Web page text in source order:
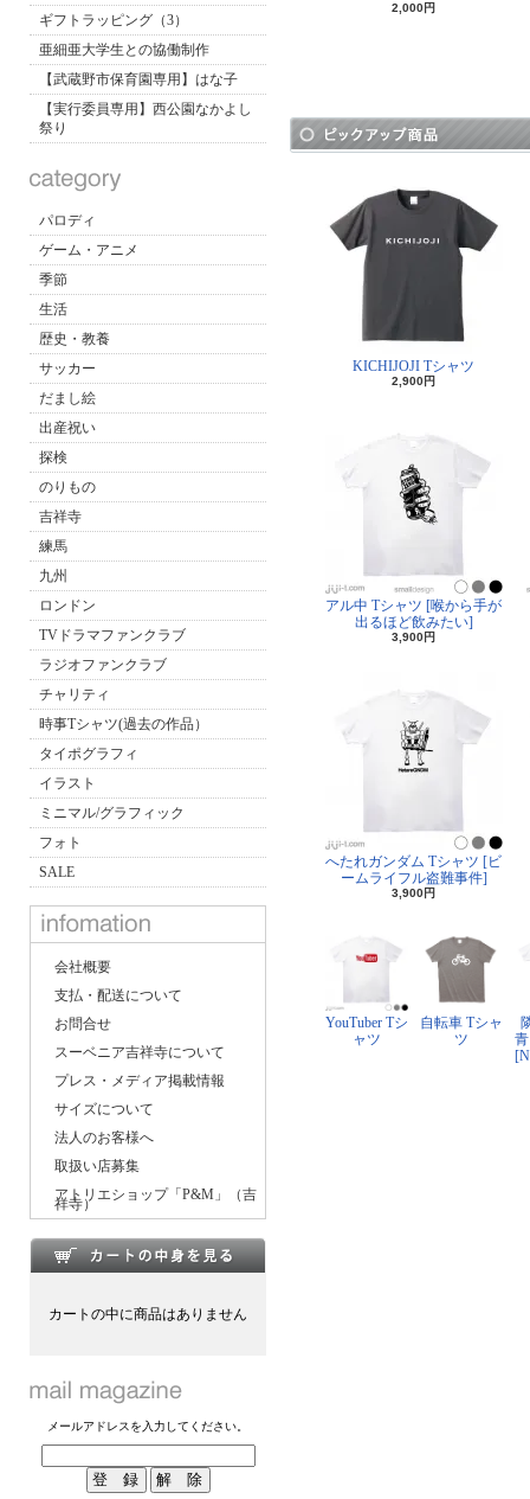
ギフトラッピング（3）
亜細亜大学生との協働制作
【武蔵野市保育園専用】はな子
【実行委員専用】西公園なかよし
祭り
パロディ
ゲーム・アニメ
季節
生活
歴史・教養
サッカー
だまし絵
出産祝い
探検
のりもの
吉祥寺
練馬
九州
ロンドン
TVドラマファンクラブ
ラジオファンクラブ
チャリティ
時事Tシャツ(過去の作品）
タイポグラフィ
イラスト
ミニマル/グラフィック
フォト
SALE
会社概要
支払・配送について
お問合せ
スーベニア吉祥寺について
プレス・メディア掲載情報
サイズについて
法人のお客様へ
取扱い店募集
アトリエショップ「P&M」（吉
祥寺）
カートの中に商品はありません
メールアドレスを入力してください。
2,000円
KICHIJOJI Tシャツ
2,900円
アル中 Tシャツ [喉から手が
出るほど飲みたい]
3,900円
へたれガンダム Tシャツ [ビ
ームライフル盗難事件]
3,900円
YouTuber Tシ
ャツ
自転車 Tシャ
ツ